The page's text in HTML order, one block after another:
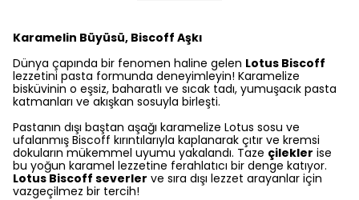
Karamelin Büyüsü, Biscoff Aşkı
Dünya çapında bir fenomen haline gelen Lotus Biscoff
lezzetini pasta formunda deneyimleyin! Karamelize
bisküvinin o eşsiz, baharatlı ve sıcak tadı, yumuşacık pasta
katmanları ve akışkan sosuyla birleşti.
Pastanın dışı baştan aşağı karamelize Lotus sosu ve
ufalanmış Biscoff kırıntılarıyla kaplanarak çıtır ve kremsi
dokuların mükemmel uyumu yakalandı. Taze çilekler ise
bu yoğun karamel lezzetine ferahlatıcı bir denge katıyor.
Lotus Biscoff severler ve sıra dışı lezzet arayanlar için
vazgeçilmez bir tercih!